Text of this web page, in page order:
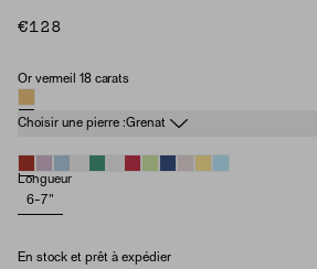
€128
Matériau
Or vermeil 18 carats
Pierre de naissance
Choisir une pierre :Grenat
Longueur
6-7"
En stock et prêt à expédier